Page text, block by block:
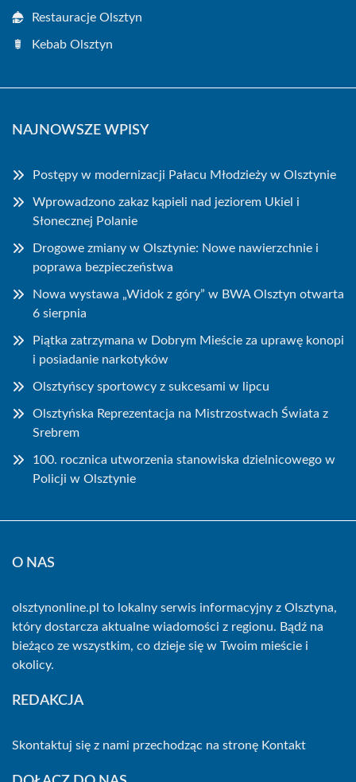
Restauracje Olsztyn
Kebab Olsztyn
NAJNOWSZE WPISY
Postępy w modernizacji Pałacu Młodzieży w Olsztynie
Wprowadzono zakaz kąpieli nad jeziorem Ukiel i
Słonecznej Polanie
Drogowe zmiany w Olsztynie: Nowe nawierzchnie i
poprawa bezpieczeństwa
Nowa wystawa „Widok z góry” w BWA Olsztyn otwarta
6 sierpnia
Piątka zatrzymana w Dobrym Mieście za uprawę konopi
i posiadanie narkotyków
Olsztyńscy sportowcy z sukcesami w lipcu
Olsztyńska Reprezentacja na Mistrzostwach Świata z
Srebrem
100. rocznica utworzenia stanowiska dzielnicowego w
Policji w Olsztynie
O NAS
olsztynonline.pl to lokalny serwis informacyjny z Olsztyna,
który dostarcza aktualne wiadomości z regionu. Bądź na
bieżąco ze wszystkim, co dzieje się w Twoim mieście i
okolicy.
REDAKCJA
Skontaktuj się z nami przechodząc na stronę Kontakt